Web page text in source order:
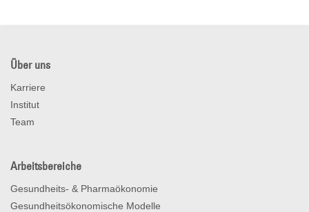
Über uns
Karriere
Institut
Team
Arbeitsbereiche
Gesundheits- & Pharmaökonomie
Gesundheitsökonomische Modelle